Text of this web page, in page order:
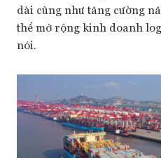
dài cũng như tăng cường
thể mở rộng kinh doanh
nói.